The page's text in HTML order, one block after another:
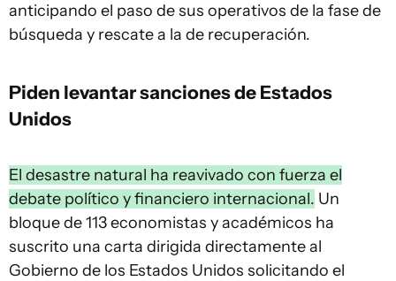
anticipando el paso de sus operativos de la fase de
búsqueda y rescate a la de recuperación.
Piden levantar sanciones de Estados
Unidos
El desastre natural ha reavivado con fuerza el
debate político y financiero internacional. Un
bloque de 113 economistas y académicos ha
suscrito una carta dirigida directamente al
Gobierno de los Estados Unidos solicitando el